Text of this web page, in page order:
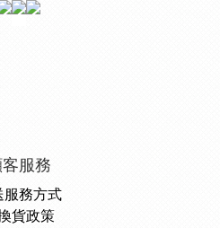
客服務
服務方式
貨政策